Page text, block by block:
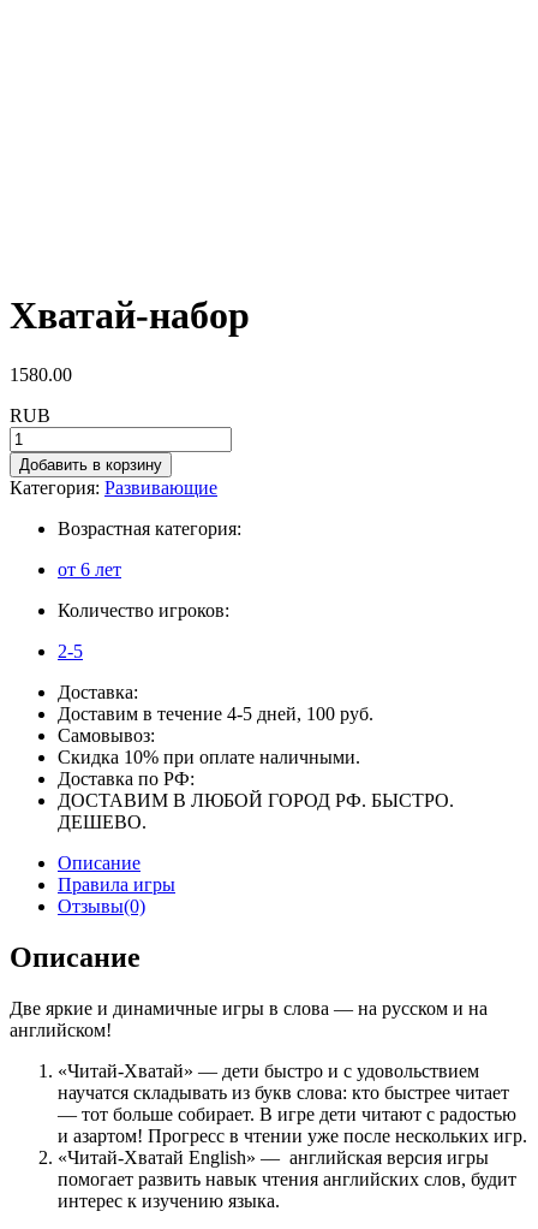
Хватай-набор
1580.00
RUB
Добавить в корзину
Категория: Развивающие
Возрастная категория:
от 6 лет
Количество игроков:
2-5
Доставка:
Доставим в течение 4-5 дней, 100 руб.
Самовывоз:
Скидка 10% при оплате наличными.
Доставка по РФ:
ДОСТАВИМ В ЛЮБОЙ ГОРОД РФ. БЫСТРО.
ДЕШЕВО.
Описание
Правила игры
Отзывы(0)
Описание
Две яркие и динамичные игры в слова — на русском и на
английском!
«Читай-Хватай» — дети быстро и с удовольствием
научатся складывать из букв слова: кто быстрее читает
— тот больше собирает. В игре дети читают с радостью
и азартом! Прогресс в чтении уже после нескольких игр.
«Читай-Хватай English» — английская версия игры
помогает развить навык чтения английских слов, будит
интерес к изучению языка.